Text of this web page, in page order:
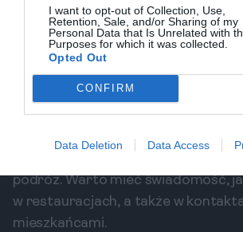
I want to opt-out of Collection, Use,
Retention, Sale, and/or Sharing of my
Personal Data that Is Unrelated with
Purposes for which it was collected.
Opted Out
CONFIRM
Data Deletion Data Access
2. **Wybór transportu**: W
korzystać z komunikacji publicznej,
autobusy. Zachowując zdrowy
niebezpiecznych sytuacji. Preferuj
oficjalnych taksówek zamiast
kierowców. 3. **Dopasowanie do
zwyczajów**: Zrozumienie i
podróż. Warto mieć świadomość,
w restauracjach, a także w
mieszkańcami.